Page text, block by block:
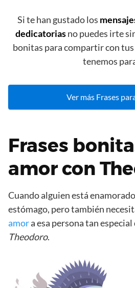
Si te han gustado los
dedicatoriasno puedes irte
bonitas para compartir con tus
tenemos
Ver más Frases
Frases
amor con
Cuando alguien está
estómago, pero también
amora esa persona tan especial
Theodoro.